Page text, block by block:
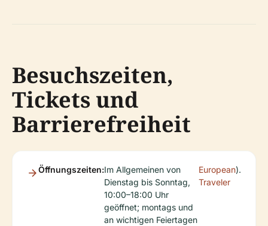
Besuchszeiten,
Tickets und
Barrierefreiheit
Öffnungszeiten:Im Allgemeinen von
Dienstag bis Sonntag,
10:00–18:00 Uhr
geöffnet; montags und
an wichtigen Feiertagen
European
Traveler
).